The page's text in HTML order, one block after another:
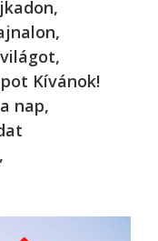
Kívánok!
nap,